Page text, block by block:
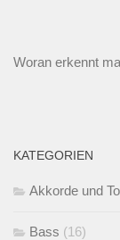
Woran erkennt
KATEGORIEN
Akkorde und
Bass (16)